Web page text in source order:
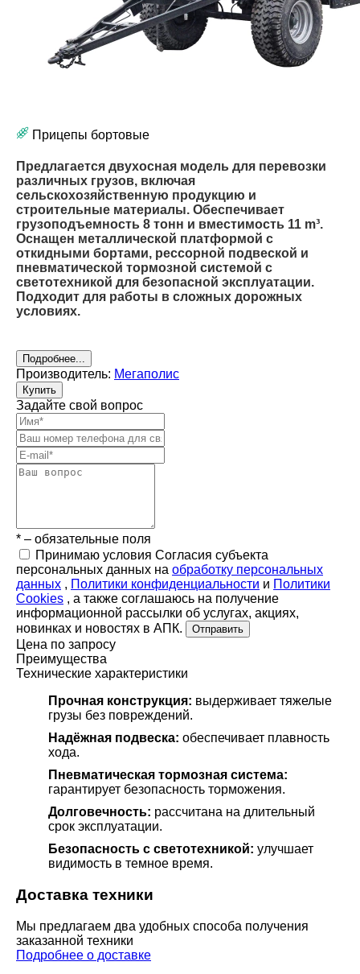
Прицепы бортовые
Предлагается двухосная модель для перевозки
различных грузов, включая
сельскохозяйственную продукцию и
строительные материалы. Обеспечивает
грузоподъемность 8 тонн и вместимость 11 m³.
Оснащен металлической платформой с
откидными бортами, рессорной подвеской и
пневматической тормозной системой с
светотехникой для безопасной эксплуатации.
Подходит для работы в сложных дорожных
условиях.
Подробнее...
Производитель: Мегаполис
Купить
Задайте свой вопрос
* – обязательные поля
Принимаю условия Согласия субъекта
персональных данных на обработку персональных
данных , Политики конфиденциальности и Политики
Cookies , а также соглашаюсь на получение
информационной рассылки об услугах, акциях,
новинках и новостях в АПК.
Отправить
Цена по запросу
Преимущества
Технические характеристики
Прочная конструкция: выдерживает тяжелые
грузы без повреждений.
Надёжная подвеска: обеспечивает плавность
хода.
Пневматическая тормозная система:
гарантирует безопасность торможения.
Долговечность: рассчитана на длительный
срок эксплуатации.
Безопасность с светотехникой: улучшает
видимость в темное время.
Доставка техники
Мы предлагаем два удобных способа получения
заказанной техники
Подробнее о доставке